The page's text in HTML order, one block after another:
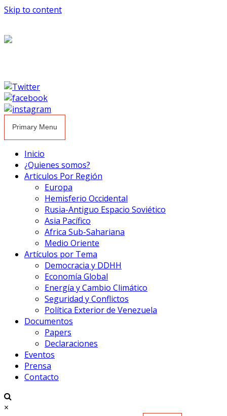
Skip to content
Primary Menu
Inicio
¿Quienes somos?
Articulos Por Región
Europa
Hemisferio Occidental
Rusia-Antiguo Espacio Soviético
Asia Pacífico
Africa Sub-Sahariana
Medio Oriente
Artículos por Tema
Democracia y DDHH
Economía Global
Energía y Cambio Climático
Seguridad y Conflictos
Política Exterior de Venezuela
Documentos
Papers
Declaraciones
Eventos
Prensa
Contacto
×